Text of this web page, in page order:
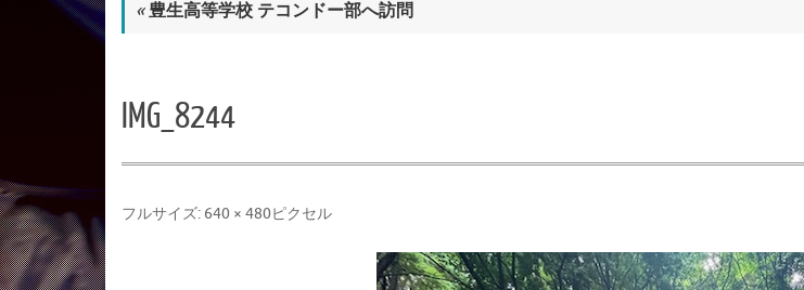
ッ
プ
«豊生高等学校 テコンドー部へ訪問
IMG_8244
フルサイズ: 640 × 480ピクセル